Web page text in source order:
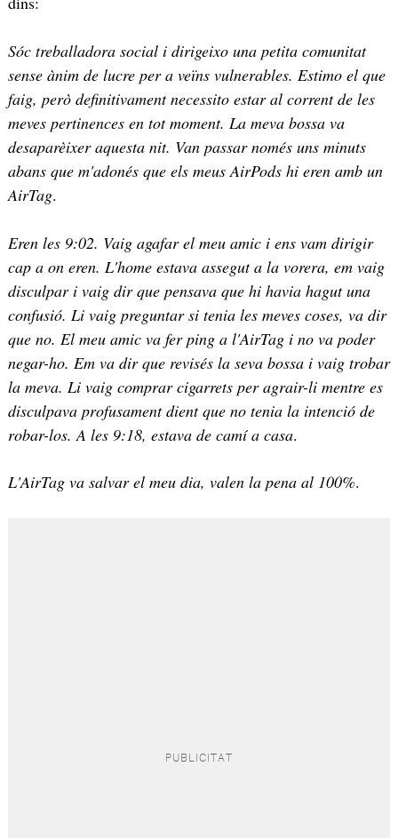
Sóc treballadora social i dirigeixo una petita comunitat
sense ànim de lucre per a veïns vulnerables. Estimo el que
faig, però definitivament necessito estar al corrent de les
meves pertinences en tot moment. La meva bossa va
desaparèixer aquesta nit. Van passar només uns minuts
abans que m'adonés que els meus AirPods hi eren amb un
AirTag.
Eren les 9:02. Vaig agafar el meu amic i ens vam dirigir
cap a on eren. L'home estava assegut a la vorera, em vaig
disculpar i vaig dir que pensava que hi havia hagut una
confusió. Li vaig preguntar si tenia les meves coses, va dir
que no. El meu amic va fer ping a l'AirTag i no va poder
negar-ho. Em va dir que revisés la seva bossa i vaig trobar
la meva. Li vaig comprar cigarrets per agrair-li mentre es
disculpava profusament dient que no tenia la intenció de
robar-los. A les 9:18, estava de camí a casa.
L'AirTag va salvar el meu dia, valen la pena al 100%.